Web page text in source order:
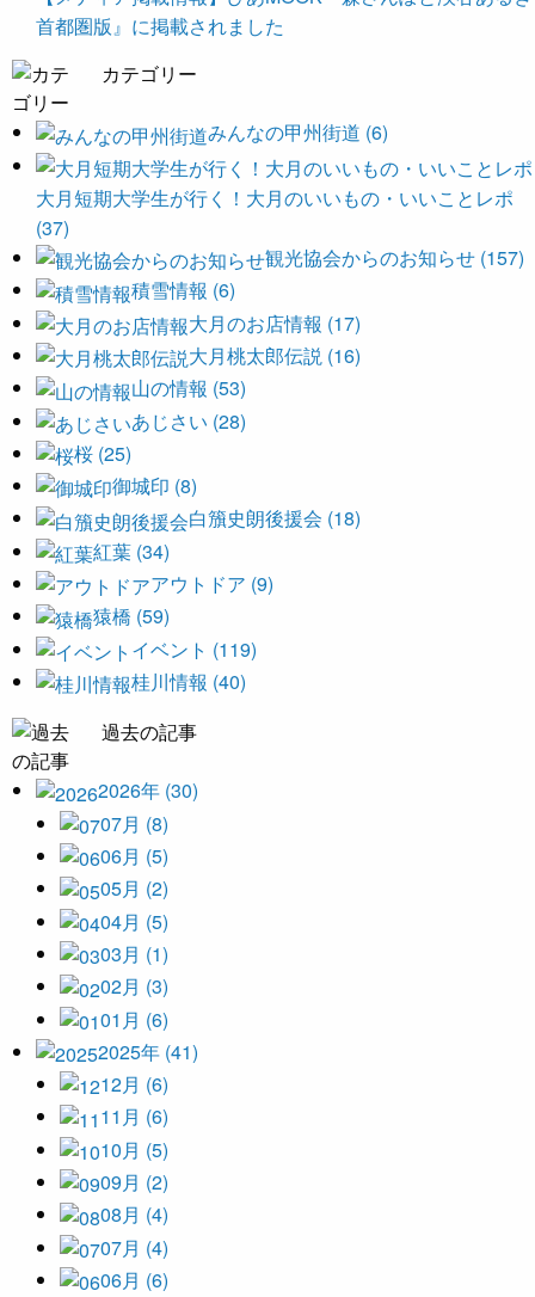
首都圏版』に掲載されました
カテゴリー
みんなの甲州街道 (6)
大月短期大学生が行く！大月のいいもの・いいことレポ
(37)
観光協会からのお知らせ (157)
積雪情報 (6)
大月のお店情報 (17)
大月桃太郎伝説 (16)
山の情報 (53)
あじさい (28)
桜 (25)
御城印 (8)
白籏史朗後援会 (18)
紅葉 (34)
アウトドア (9)
猿橋 (59)
イベント (119)
桂川情報 (40)
過去の記事
2026年 (30)
07月 (8)
06月 (5)
05月 (2)
04月 (5)
03月 (1)
02月 (3)
01月 (6)
2025年 (41)
12月 (6)
11月 (6)
10月 (5)
09月 (2)
08月 (4)
07月 (4)
06月 (6)